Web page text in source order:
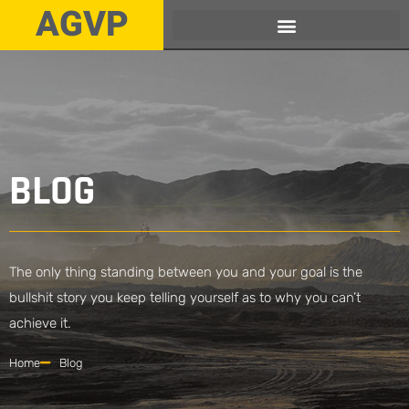
AGVP
BLOG
The only thing standing between you and your goal is the
bullshit story you keep telling yourself as to why you can’t
achieve it.
Home Blog